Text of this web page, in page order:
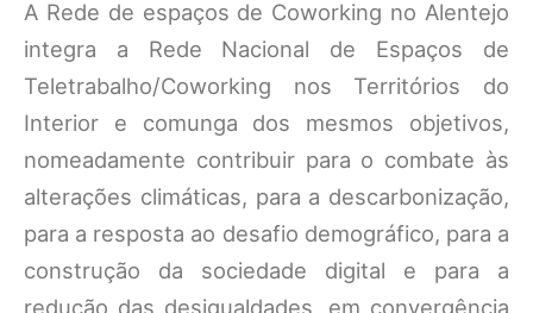
A Rede de espaços de Coworking no Alentejo
integra a Rede Nacional de Espaços de
Teletrabalho/Coworking nos Territórios do
Interior e comunga dos mesmos objetivos,
nomeadamente contribuir para o combate às
alterações climáticas, para a descarbonização,
para a resposta ao desafio demográfico, para a
construção da sociedade digital e para a
redução das desigualdades, em convergência